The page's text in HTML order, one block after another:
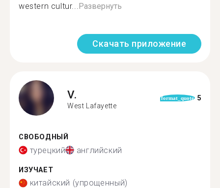
western cultur...Развернуть
Скачать приложение
V.
West Lafayette
format_quote 5
СВОБОДНЫЙ
турецкий английский
ИЗУЧАЕТ
китайский (упрощенный)